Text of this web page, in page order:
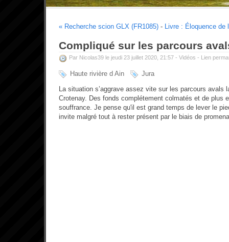
« Recherche scion GLX (FR1085) - Livre : Éloquence de
Compliqué sur les parcours
Par Nicolas39 le jeudi 23 juillet 2020, 21:57 - Vidéos - Lien
Haute rivière d Ain
Jura
La situation s’aggrave assez vite sur les parcours avals
Crotenay. Des fonds complétement colmatés et de plus
souffrance. Je pense qu'il est grand temps de lever le
invite malgré tout à rester présent par le biais de